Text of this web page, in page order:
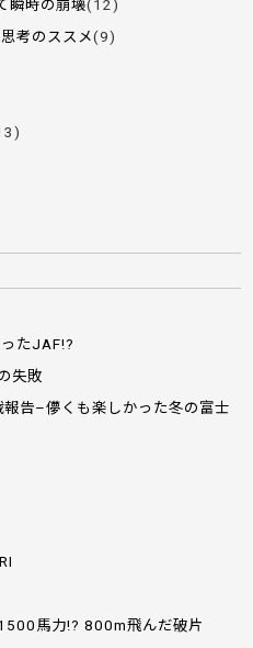
瞬時の崩壊(12)
考のススメ(9)
たJAF!?
失敗
報告–儚くも楽しかった冬の富士
馬力!? 800m飛んだ破片